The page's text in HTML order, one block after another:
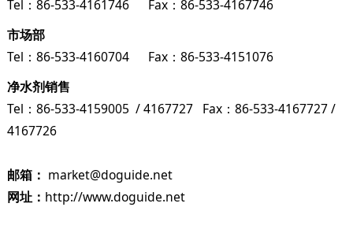
Tel：86-533-4161746 Fax：86-533-4167746
市场部
Tel：86-533-4160704 Fax：86-533-4151076
净水剂销售
Tel：86-533-4159005 / 4167727 Fax：86-533-4167727 /
4167726
邮箱： market@doguide.net
网址： http://www.doguide.net